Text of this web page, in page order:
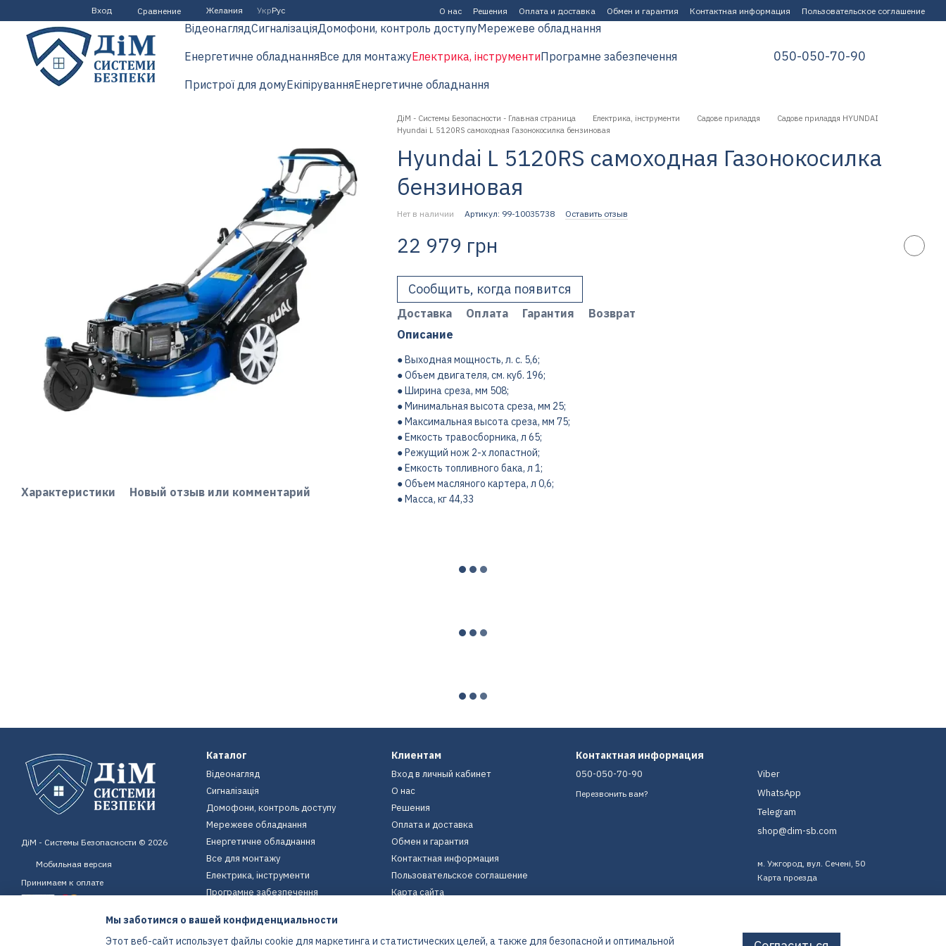
Перейти к основному контенту
Вход Сравнение Желания УкрРус О нас Решения Оплата и доставка Обмен и гарантия Контактная информация Пользовательское соглашение
ВідеонаглядСигналізаціяДомофони, контроль доступуМережеве обладнання
Енергетичне обладнанняВсе для монтажуЕлектрика, інструментиПрограмне забезпечення
Пристрої для домуЕкіпіруванняЕнергетичне обладнання
050-050-70-90
Характеристики Новый отзыв или комментарий
ДіМ - Системы Безопасности - Главная страница Електрика, інструменти Садове приладдя
Садове приладдя HYUNDAI
Hyundai L 5120RS самоходная Газонокосилка бензиновая
Hyundai L 5120RS самоходная Газонокосилка
бензиновая
Нет в наличии Артикул: 99-10035738 Оставить отзыв
22 979 грн
Сообщить, когда появится
Доставка Оплата Гарантия
Возврат
Описание
● Выходная мощность, л. с. 5,6;
● Объем двигателя, см. куб. 196;
● Ширина среза, мм 508;
● Минимальная высота среза, мм 25;
● Максимальная высота среза, мм 75;
● Емкость травосборника, л 65;
● Режущий нож 2-х лопастной;
● Емкость топливного бака, л 1;
● Объем масляного картера, л 0,6;
● Масса, кг 44,33
ДіМ - Системы Безопасности © 2026
Мобильная версия
Принимаем к оплате
Каталог
Відеонагляд
Сигналізація
Домофони, контроль доступу
Мережеве обладнання
Енергетичне обладнання
Все для монтажу
Електрика, інструменти
Програмне забезпечення
Екіпірування
Енергетичне обладнання
Клиентам
Вход в личный кабинет
О нас
Решения
Оплата и доставка
Обмен и гарантия
Контактная информация
Пользовательское соглашение
Карта сайта
Контактная информация
050-050-70-90
Перезвонить вам?
Viber
WhatsApp
Telegram
shop@dim-sb.com
м. Ужгород, вул. Сечені, 50
Карта проезда
Мы заботимся о вашей конфиденциальности
Этот веб-сайт использует файлы cookie для маркетинга и статистических целей, а также для безопасной и оптимальной